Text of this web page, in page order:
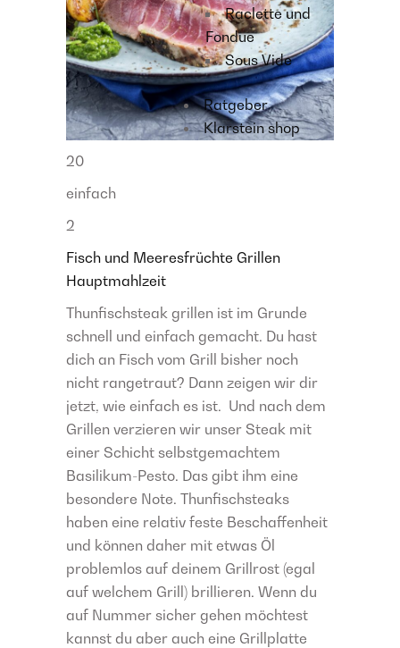
Raclette und
Fondue
Sous Vide
Ratgeber
Klarstein shop
20
einfach
2
Fisch und Meeresfrüchte Grillen
Hauptmahlzeit
Thunfischsteak grillen ist im Grunde
schnell und einfach gemacht. Du hast
dich an Fisch vom Grill bisher noch
nicht rangetraut? Dann zeigen wir dir
jetzt, wie einfach es ist. Und nach dem
Grillen verzieren wir unser Steak mit
einer Schicht selbstgemachtem
Basilikum-Pesto. Das gibt ihm eine
besondere Note. Thunfischsteaks
haben eine relativ feste Beschaffenheit
und können daher mit etwas Öl
problemlos auf deinem Grillrost (egal
auf welchem Grill) brillieren. Wenn du
auf Nummer sicher gehen möchtest
kannst du aber auch eine Grillplatte